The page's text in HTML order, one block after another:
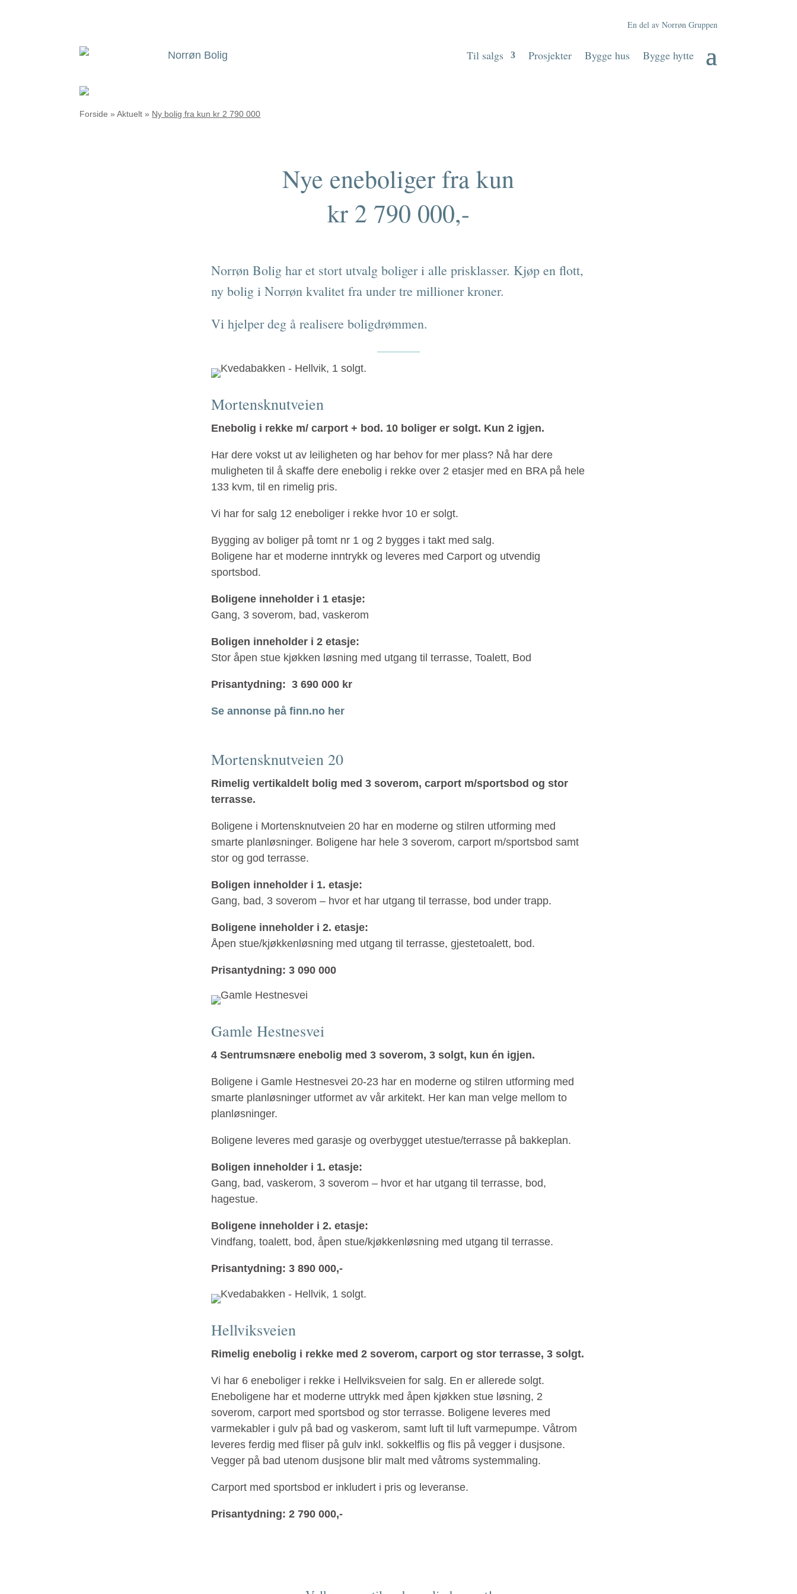
En del av Norrøn Gruppen
Til salgs Prosjekter Bygge hus Bygge hytte
Forside »Aktuelt » Ny bolig fra kun kr 2 790 000
Nye eneboliger fra kun
kr 2 790 000,-
Norrøn Bolig har et stort utvalg boliger i alle prisklasser. Kjøp en flott,
ny bolig i Norrøn kvalitet fra under tre millioner kroner.
Vi hjelper deg å realisere boligdrømmen.
Mortensknutveien
Enebolig i rekke m/ carport + bod. 10 boliger er solgt. Kun 2 igjen.
Har dere vokst ut av leiligheten og har behov for mer plass? Nå har dere
muligheten til å skaffe dere enebolig i rekke over 2 etasjer med en BRA på hele
133 kvm, til en rimelig pris.
Vi har for salg 12 eneboliger i rekke hvor 10 er solgt.
Bygging av boliger på tomt nr 1 og 2 bygges i takt med salg.
Boligene har et moderne inntrykk og leveres med Carport og utvendig
sportsbod.
Boligene inneholder i 1 etasje:
Gang, 3 soverom, bad, vaskerom
Boligen inneholder i 2 etasje:
Stor åpen stue kjøkken løsning med utgang til terrasse, Toalett, Bod
Prisantydning: 3 690 000 kr
Se annonse på finn.no her
Mortensknutveien 20
Rimelig vertikaldelt bolig med 3 soverom, carport m/sportsbod og stor
terrasse.
Boligene i Mortensknutveien 20 har en moderne og stilren utforming med
smarte planløsninger. Boligene har hele 3 soverom, carport m/sportsbod samt
stor og god terrasse.
Boligen inneholder i 1. etasje:
Gang, bad, 3 soverom – hvor et har utgang til terrasse, bod under trapp.
Boligene inneholder i 2. etasje:
Åpen stue/kjøkkenløsning med utgang til terrasse, gjestetoalett, bod.
Prisantydning: 3 090 000
Gamle Hestnesvei
4 Sentrumsnære enebolig med 3 soverom, 3 solgt, kun én igjen.
Boligene i Gamle Hestnesvei 20-23 har en moderne og stilren utforming med
smarte planløsninger utformet av vår arkitekt. Her kan man velge mellom to
planløsninger.
Boligene leveres med garasje og overbygget utestue/terrasse på bakkeplan.
Boligen inneholder i 1. etasje:
Gang, bad, vaskerom, 3 soverom – hvor et har utgang til terrasse, bod,
hagestue.
Boligene inneholder i 2. etasje:
Vindfang, toalett, bod, åpen stue/kjøkkenløsning med utgang til terrasse.
Prisantydning: 3 890 000,-
Hellviksveien
Rimelig enebolig i rekke med 2 soverom, carport og stor terrasse, 3 solgt.
Vi har 6 eneboliger i rekke i Hellviksveien for salg. En er allerede solgt.
Eneboligene har et moderne uttrykk med åpen kjøkken stue løsning, 2
soverom, carport med sportsbod og stor terrasse. Boligene leveres med
varmekabler i gulv på bad og vaskerom, samt luft til luft varmepumpe. Våtrom
leveres ferdig med fliser på gulv inkl. sokkelflis og flis på vegger i dusjsone.
Vegger på bad utenom dusjsone blir malt med våtroms systemmaling.
Carport med sportsbod er inkludert i pris og leveranse.
Prisantydning: 2 790 000,-